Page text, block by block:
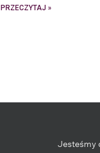
PRZECZYTAJ »
Jesteśmy